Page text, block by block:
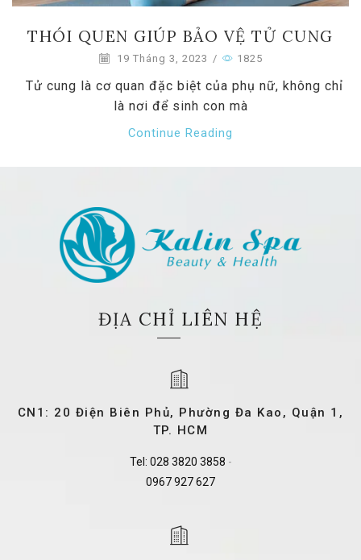
THÓI QUEN GIÚP BẢO VỆ TỬ CUNG
19 Tháng 3, 2023 / 1825
Tử cung là cơ quan đặc biệt của phụ nữ, không chỉ
là nơi để sinh con mà
Continue Reading
ĐỊA CHỈ LIÊN HỆ
CN1: 20 Điện Biên Phủ, Phường Đa Kao, Quận 1,
TP. HCM
Tel: 028 3820 3858 -
0967 927 627